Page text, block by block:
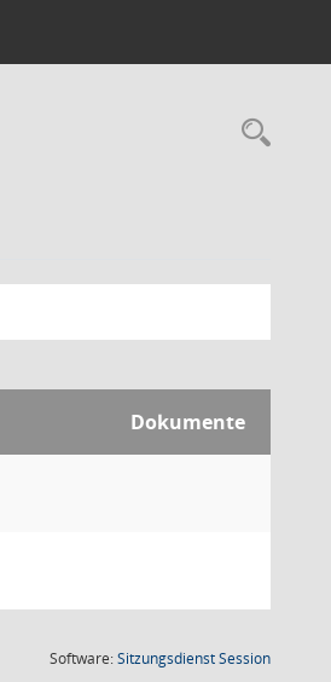
Dokumente
Software:SitzungsdienstSession(Wird in